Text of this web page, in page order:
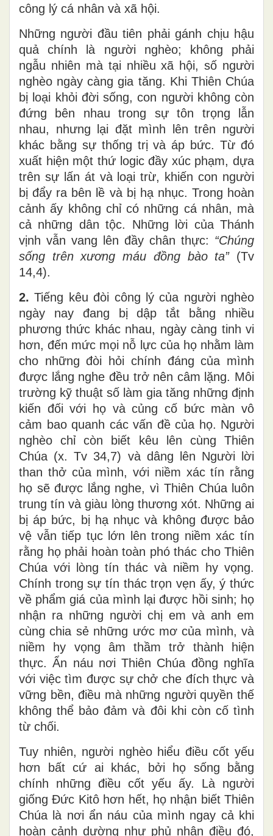
công lý cá nhân và xã hội.
Những người đầu tiên phải gánh chịu hậu
quả chính là người nghèo; không phải
ngẫu nhiên mà tại nhiều xã hội, số người
nghèo ngày càng gia tăng. Khi Thiên Chúa
bị loại khỏi đời sống, con người không còn
đứng bên nhau trong sự tôn trọng lẫn
nhau, nhưng lại đặt mình lên trên người
khác bằng sự thống trị và áp bức. Từ đó
xuất hiện một thứ logic đầy xúc phạm, dựa
trên sự lấn át và loại trừ, khiến con người
bị đẩy ra bên lề và bị hạ nhục. Trong hoàn
cảnh ấy không chỉ có những cá nhân, mà
cả những dân tộc. Những lời của Thánh
vịnh vẫn vang lên đầy chân thực: “Chúng
sống trên xương máu đồng bào ta”(Tv
14,4).
2. Tiếng kêu đòi công lý của người nghèo
ngày nay đang bị dập tắt bằng nhiều
phương thức khác nhau, ngày càng tinh vi
hơn, đến mức mọi nỗ lực của họ nhằm làm
cho những đòi hỏi chính đáng của mình
được lắng nghe đều trở nên câm lặng. Môi
trường kỹ thuật số làm gia tăng những định
kiến đối với họ và củng cố bức màn vô
cảm bao quanh các vấn đề của họ. Người
nghèo chỉ còn biết kêu lên cùng Thiên
Chúa (x. Tv 34,7) và dâng lên Người lời
than thở của mình, với niềm xác tín rằng
họ sẽ được lắng nghe, vì Thiên Chúa luôn
trung tín và giàu lòng thương xót. Những ai
bị áp bức, bị hạ nhục và không được bảo
vệ vẫn tiếp tục lớn lên trong niềm xác tín
rằng họ phải hoàn toàn phó thác cho Thiên
Chúa với lòng tín thác và niềm hy vọng.
Chính trong sự tín thác trọn vẹn ấy, ý thức
về phẩm giá của mình lại được hồi sinh; họ
nhận ra những người chị em và anh em
cùng chia sẻ những ước mơ của mình, và
niềm hy vọng âm thầm trở thành hiện
thực. Ẩn náu nơi Thiên Chúa đồng nghĩa
với việc tìm được sự chở che đích thực và
vững bền, điều mà những người quyền thế
không thể bảo đảm và đôi khi còn cố tình
từ chối.
Tuy nhiên, người nghèo hiểu điều cốt yếu
hơn bất cứ ai khác, bởi họ sống bằng
chính những điều cốt yếu ấy. Là người
giống Đức Kitô hơn hết, họ nhận biết Thiên
Chúa là nơi ẩn náu của mình ngay cả khi
hoàn cảnh dường như phủ nhận điều đó,